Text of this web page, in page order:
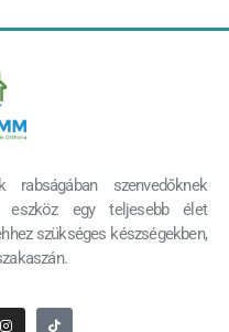
szenvedőknek
eszköz egy teljesebb élet
szükséges készségekben,